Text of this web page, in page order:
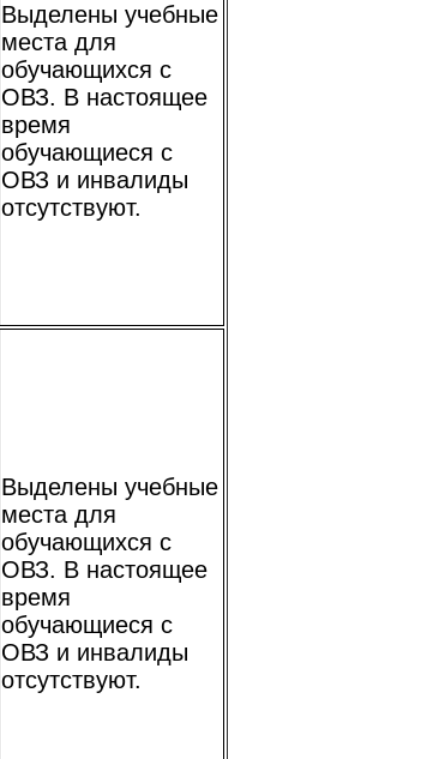
Выделены учебные
места для
обучающихся с
ОВЗ. В настоящее
время
обучающиеся с
ОВЗ и инвалиды
отсутствуют.
Выделены учебные
места для
обучающихся с
ОВЗ. В настоящее
время
обучающиеся с
ОВЗ и инвалиды
отсутствуют.